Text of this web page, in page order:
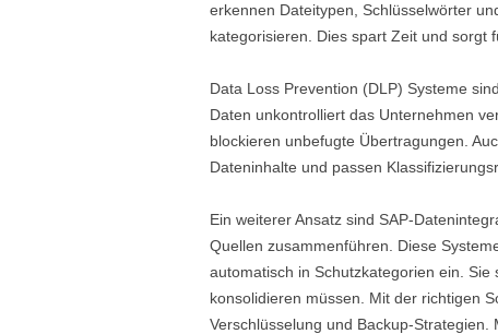
erkennen Dateitypen, Schlüsselwörter
kategorisieren. Dies spart Zeit und sorgt
Data Loss Prevention (DLP) Systeme
Daten unkontrolliert das Unternehmen
blockieren unbefugte Übertragungen.
Dateninhalte und passen
Ein weiterer Ansatz sind SAP-
Quellen zusammenführen. Diese
automatisch in Schutzkategorien ein.
konsolidieren müssen. Mit der richtigen
Verschlüsselung und Backup-